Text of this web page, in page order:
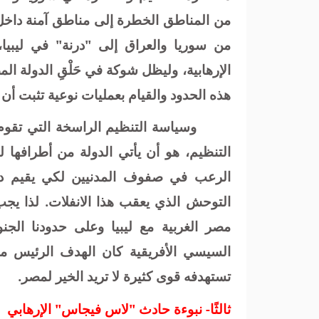
من المناطق الخطرة إلى مناطق آمنة
من سوريا والعراق إلى "درنة" في
الإرهابية، وليظل شوكة في حَلْقِ الدولة
هذه الحدود والقيام بعمليات نوعية تثبت
وسياسة التنظيم الراسخة التي
التنظيم، هو أن يأتي الدولة من
الرعب في صفوف المدنيين لكي يقيم
التوحش الذي يعقب هذا الانفلات. لذا
مصر الغربية مع ليبيا وعلى حدودنا
السيسي الأفريقية كان الهدف
تستهدفه قوى كثيرة لا تريد الخير لمصر.
ثالثًا- نبوءة حادث "لاس فيجاس" الإرهابي